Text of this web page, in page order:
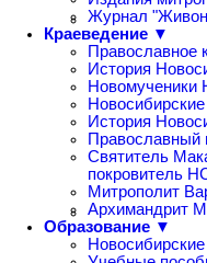
Журнал
Краеведение ▼
Православное
История
Новомученики
История
Православный
Святитель
покровитель
Митрополит
Архимандрит
Образование ▼